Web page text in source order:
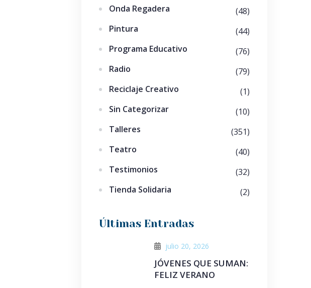
Onda Regadera
(48)
Pintura
(44)
Programa Educativo
(76)
Radio
(79)
Reciclaje Creativo
(1)
Sin Categorizar
(10)
Talleres
(351)
Teatro
(40)
Testimonios
(32)
Tienda Solidaria
(2)
Últimas Entradas
julio 20, 2026
JÓVENES QUE SUMAN:
FELIZ VERANO